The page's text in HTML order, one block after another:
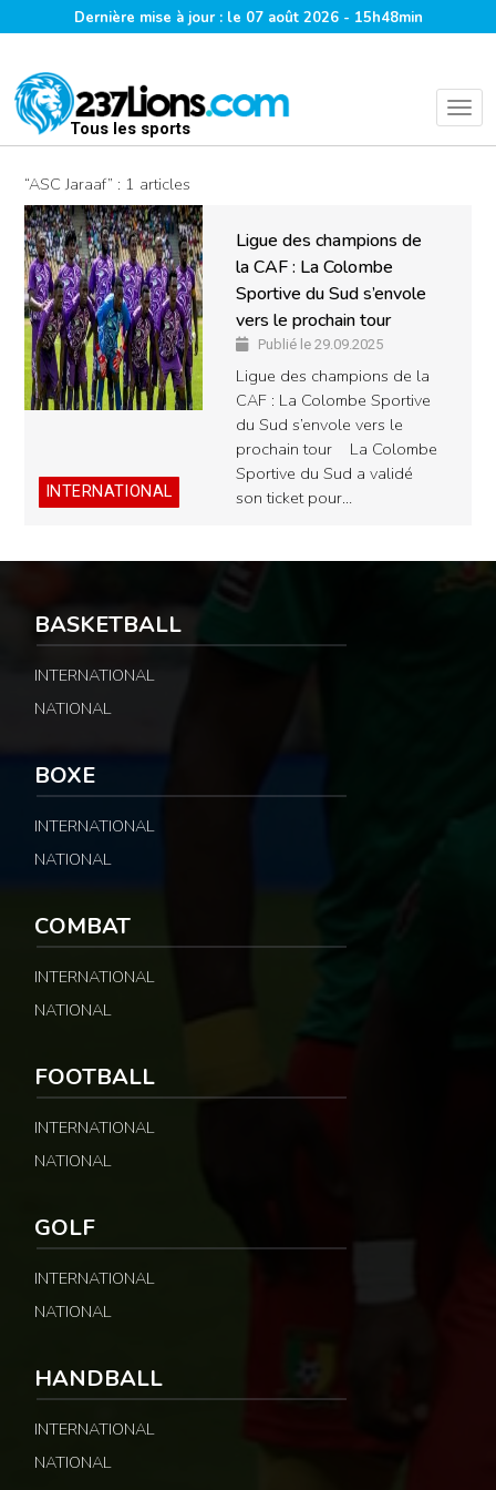
Dernière mise à jour : le 07 août 2026 - 15h48min
Tous les sports
“ASC Jaraaf” : 1 articles
INTERNATIONAL
Ligue des champions de
la CAF : La Colombe
Sportive du Sud s’envole
vers le prochain tour
Publié le 29.09.2025
Ligue des champions de la
CAF : La Colombe Sportive
du Sud s’envole vers le
prochain tour La Colombe
Sportive du Sud a validé
son ticket pour…
BASKETBALL
INTERNATIONAL
NATIONAL
BOXE
INTERNATIONAL
NATIONAL
COMBAT
INTERNATIONAL
NATIONAL
FOOTBALL
INTERNATIONAL
NATIONAL
GOLF
INTERNATIONAL
NATIONAL
HANDBALL
INTERNATIONAL
NATIONAL